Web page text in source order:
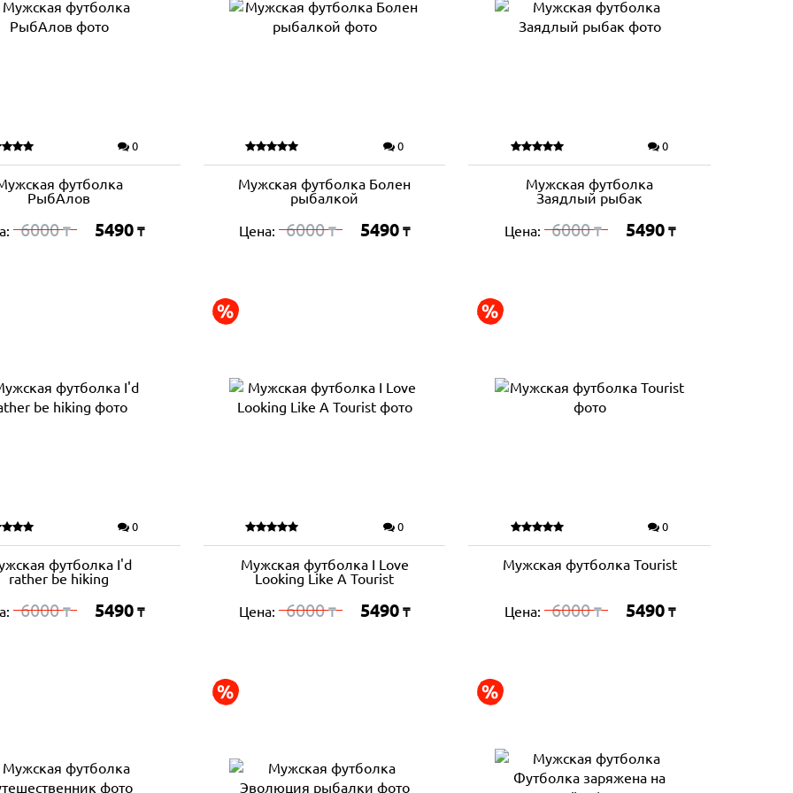
0
футболка
РыбАлов
6000₸ 5490 ₸
0
Мужская футболка Болен
рыбалкой
Цена: 6000₸ 5490 ₸
0
Мужская футболка
Заядлый рыбак
Цена: 6000₸ 5490 ₸
0
футболка I'd
rather be hiking
6000₸ 5490 ₸
0
Мужская футболка I Love
Looking Like A Tourist
Цена: 6000₸ 5490 ₸
0
Мужская футболка Tourist
Цена: 6000₸ 5490 ₸